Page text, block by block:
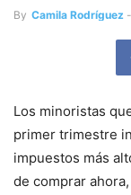
By Camila Rodríguez -
Los minoristas
primer trimestre
impuestos más
de comprar